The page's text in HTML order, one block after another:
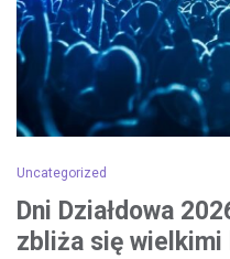
Uncategorized
Dni Działdowa
zbliża się wielkimi